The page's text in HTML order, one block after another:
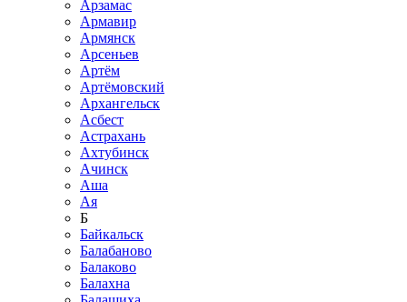
Арзамас
Армавир
Армянск
Арсеньев
Артём
Артёмовский
Архангельск
Асбест
Астрахань
Ахтубинск
Ачинск
Аша
Ая
Б
Байкальск
Балабаново
Балаково
Балахна